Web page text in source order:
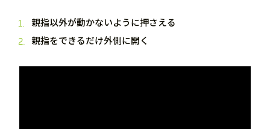
親指以外が動かないように押さえる
親指をできるだけ外側に開く